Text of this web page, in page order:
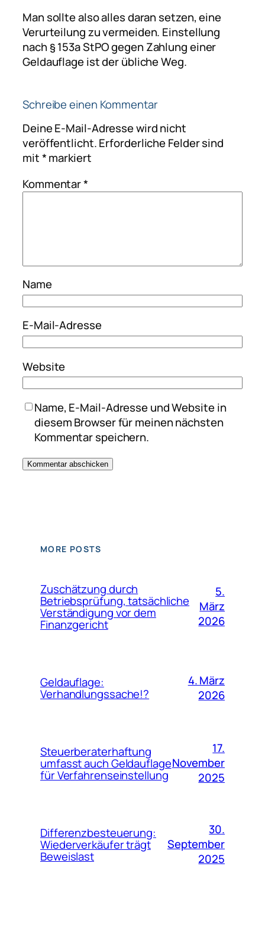
Man sollte also alles daran setzen, eine
Verurteilung zu vermeiden. Einstellung
nach § 153a StPO gegen Zahlung einer
Geldauflage ist der übliche Weg.
Schreibe einen Kommentar
Deine E-Mail-Adresse wird nicht
veröffentlicht.Erforderliche Felder sind
mit*markiert
Kommentar*
Name
E-Mail-Adresse
Website
Name, E-Mail-Adresse und Website in
diesem Browser für meinen nächsten
Kommentar speichern.
MORE POSTS
Zuschätzung durch
Betriebsprüfung, tatsächliche
Verständigung vor dem
Finanzgericht
5.
März
2026
Geldauflage:
Verhandlungssache!?
4. März
2026
Steuerberaterhaftung
umfasst auch Geldauflage
für Verfahrenseinstellung
17.
November
2025
Differenzbesteuerung:
Wiederverkäufer trägt
Beweislast
30.
September
2025